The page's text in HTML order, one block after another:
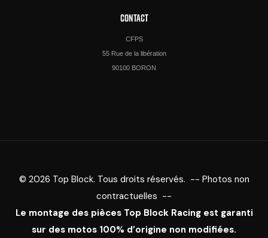
CONTACT
CFPS
55 Rue de la libération
90100 BORON
© 2026 Top Block. Tous droits réservés. -- Photos non
contractuelles --
Le montage des pièces Top Block Racing est garanti
sur des motos 100% d’origine non modifiées.